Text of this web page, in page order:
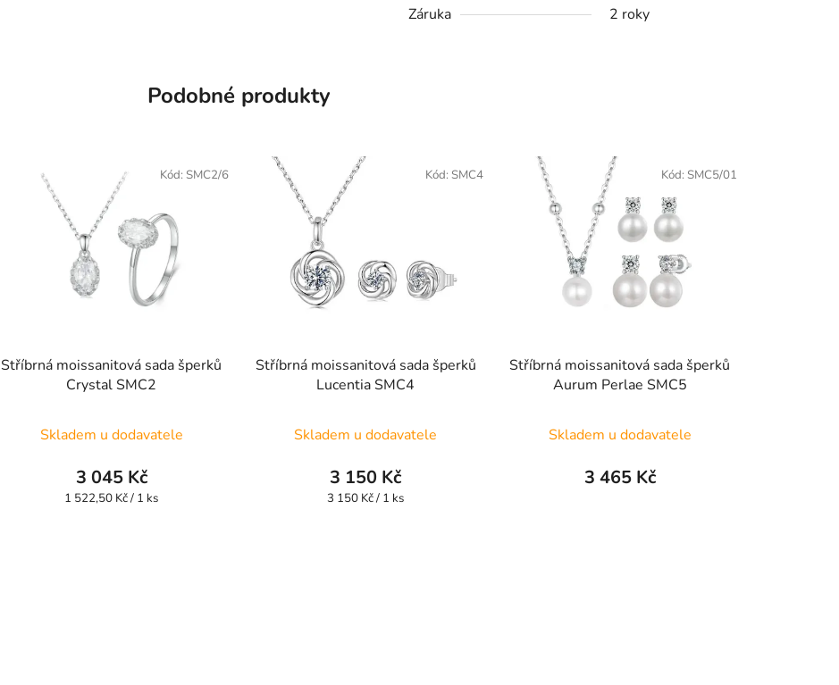
Záruka
2 roky
Podobné produkty
Stříbrná moissanitová sada šperků
Crystal SMC2
Skladem u dodavatele
3 045 Kč
Měrná
1 522,50 Kč / 1 ks
Kód: SMC2/6
Stříbrná moissanitová sada šperků
Lucentia SMC4
Skladem u dodavatele
3 150 Kč
Měrná
3 150 Kč / 1 ks
Kód: SMC4
Stříbrná moissanitová sada šperků
Aurum Perlae SMC5
Skladem u dodavatele
3 465 Kč
Kód: SMC5/01